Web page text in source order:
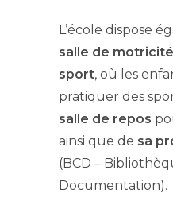
L’école dispose
salle de motricité
sport, où les
pratiquer des
salle de repos
ainsi que de sa
(BCD –
Documentation).